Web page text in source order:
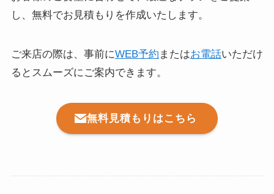
し、無料でお見積もりを作成いたします。
ご来店の際は、事前にWEB予約 またはお電話いただけ
るとスムーズにご案内できます。
無料見積もりはこちら